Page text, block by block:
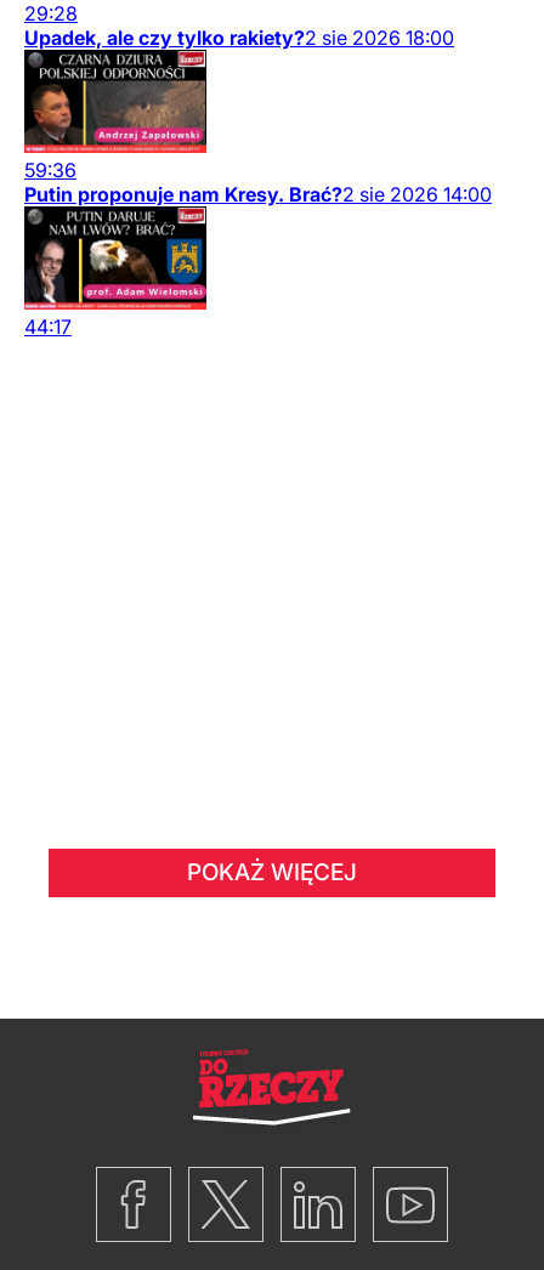
29:28
Upadek, ale czy tylko rakiety?2 sie 2026 18:00
59:36
Putin proponuje nam Kresy. Brać?2 sie 2026 14:00
44:17
POKAŻ WIĘCEJ